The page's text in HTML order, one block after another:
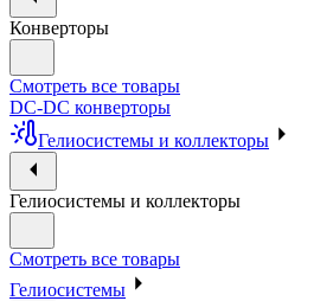
Конверторы
Смотреть все товары
DC-DC конверторы
Гелиосистемы и коллекторы
Гелиосистемы и коллекторы
Смотреть все товары
Гелиосистемы